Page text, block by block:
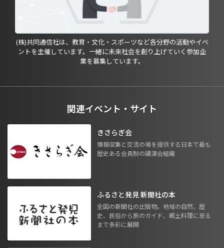
(株)共同通信社は、教育・文化・スポーツなど各分野の活動やイベ
ントを主催しています。一緒に未来社会を創り上げていく参加企
業を募集しています。
関連イベント・サイト
きさらぎ会
情報収集と交流の場を提供する日本で最も
歴史ある会員制の講演会組織
ふるさと発見 新聞社の本
全国の新聞社の出版物。地域の自然、歴
史、民俗から旅のガイド、郷土料理に至る
まで多彩に展開